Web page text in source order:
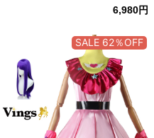
6,980円
SALE 62％OFF